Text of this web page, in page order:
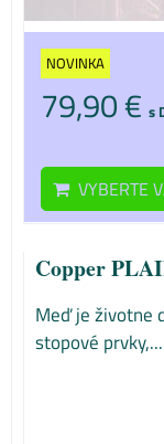
NOVINKA
79,90 € s
VYBERTE
Copper
Meď je životne
stopové prvky,...